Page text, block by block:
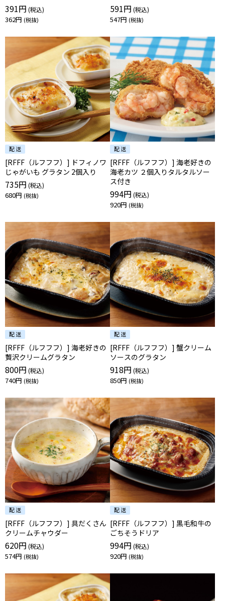
391円
362円
591円
547円
[RFFF（ルフフフ）] ドフィノワ
じゃがいも グラタン 2個入り
735円
680円
[RFFF（ルフフフ）] 海老好きの
海老カツ ２個入りタルタルソー
ス付き
994円
920円
[RFFF（ルフフフ）] 海老好きの
贅沢クリームグラタン
800円
740円
[RFFF（ルフフフ）] 蟹クリーム
ソースのグラタン
918円
850円
[RFFF（ルフフフ）] 具だくさん
クリームチャウダー
620円
574円
[RFFF（ルフフフ）] 黒毛和牛の
ごちそうドリア
994円
920円